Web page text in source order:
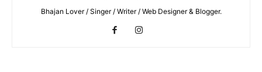
Bhajan Lover / Singer / Writer / Web Designer & Blogger.